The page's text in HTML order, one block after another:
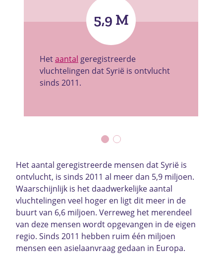
5,9 M
Hetaantal geregistreerde
vluchtelingen dat Syrië is ontvlucht
sinds 2011.
Het aantal geregistreerde mensen dat Syrië is
ontvlucht, is sinds 2011 al meer dan 5,9 miljoen.
Waarschijnlijk is het daadwerkelijke aantal
vluchtelingen veel hoger en ligt dit meer in de
buurt van 6,6 miljoen. Verreweg het merendeel
van deze mensen wordt opgevangen in de eigen
regio. Sinds 2011 hebben ruim één miljoen
mensen een asielaanvraag gedaan in Europa.